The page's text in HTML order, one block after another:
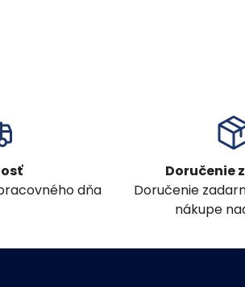
dňa
Doručenie
Doručenie
nákupe